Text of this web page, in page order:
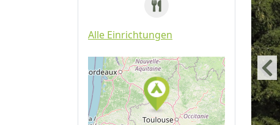
Alle Einrichtungen
Auf Google